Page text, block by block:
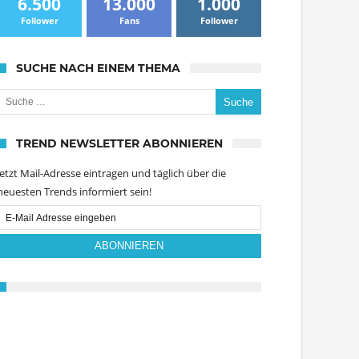
Follower Fans Follower
SUCHE NACH EINEM THEMA
nach:
TREND NEWSLETTER ABONNIEREN
Mail-Adresse eintragen und täglich über die
Trends informiert sein!
ABONNIEREN